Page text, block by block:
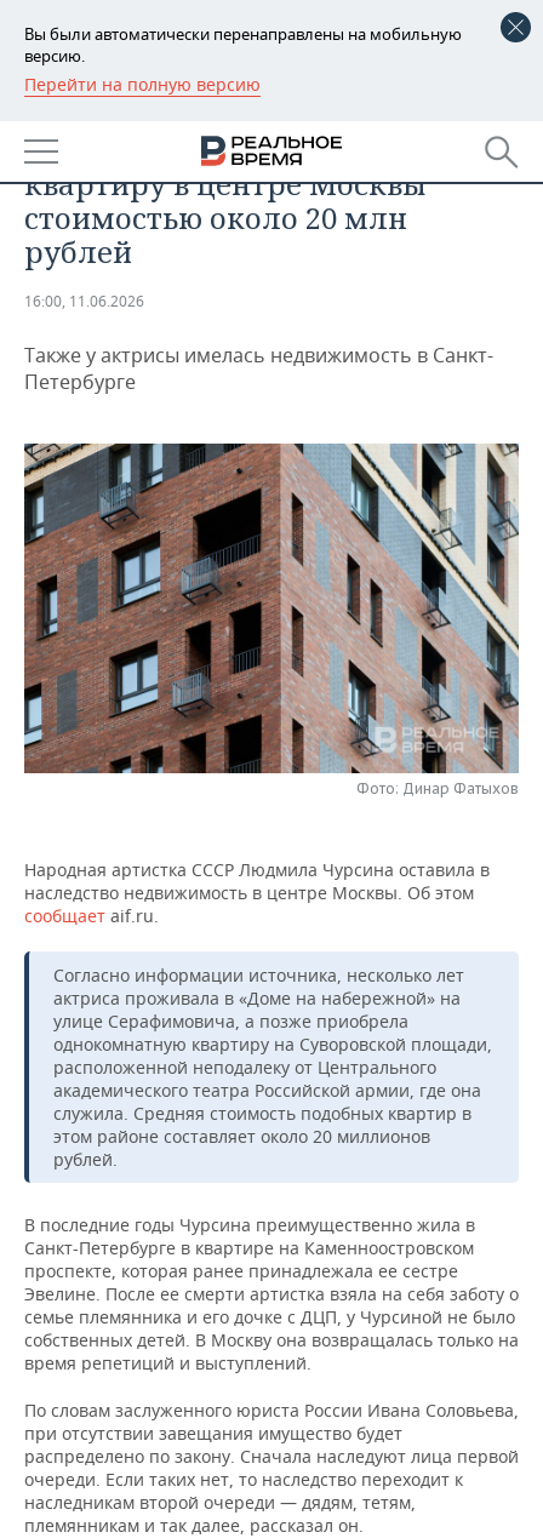
Вы были автоматически перенаправлены на мобильную
версию.
Перейти на полную версию
РЕГИОНЫ
БАШКОРТОСТАН
ТАТАРСТАН
УДМУРТИЯ
НОВОСТИ
АНАЛИТИКА
НОВОСТИ АНАЛИТИКИ
ДЕКЛАРАЦИИ О ДОХОДАХ
КОРОЛИ ГОСЗАКАЗА ПФО
КОМУ ПРИНАДЛЕЖАТ
ТОРГОВЫЕ ЦЕНТРЫ
ТАТАРСТАНА
ЭКОНОМИКА
НОВОСТИ ЭКОНОМИКИ
ФИНАНСЫ
БЮДЖЕТ
ИНВЕСТИЦИИ
ПРОМЫШЛЕННОСТЬ
НОВОСТИ
ПРОМЫШЛЕННОСТИ
АГРОПРОМ
МАШИНОСТРОЕНИЕ
НЕФТЕХИМИЯ
НЕФТЬ
ОПК
ЭНЕРГЕТИКА
НЕДВИЖИМОСТЬ
НОВОСТИ АВТО
БИЗНЕС
НОВОСТИ БИЗНЕСА
РОЗНИЧНАЯ ТОРГОВЛЯ
ТРАНСПОРТ
УСЛУГИ
ТЕХНОЛОГИИ
НОВОСТИ ТЕХНОЛОГИЙ
IT
МЕДИА
ТЕЛЕКОММУНИКАЦИИ
МЕРОПРИЯТИЯ
НОВОСТИ МЕРОПРИЯТИЙ
ВЫЕЗДНАЯ РЕДАКЦИЯ
БИЗНЕС-БРАНЧИ
ОТКРЫТАЯ ЛЕКЦИЯ
СПОРТ
НОВОСТИ СПОРТА
ФУТБОЛ
БАСКЕТБОЛ
ВОЛЕЙБОЛ
КИБЕРСПОРТ
ФИГУРНОЕ КАТАНИЕ
ВОДНЫЕ ВИДЫ СПОРТА
ХОККЕЙ С МЯЧОМ
ОБЩЕСТВО
НОВОСТИ ОБЩЕСТВА
ИНФРАСТРУКТУРА
ИСТОРИЯ
КУЛЬТУРА
МЕДИЦИНА
ОБРАЗОВАНИЕ
ПРОИСШЕСТВИЯ
ФОТОГАЛЕРЕЯ
СПРАВОЧНИК
СПИСОК ПЕРСОН
СПИСОК КОМПАНИЙ
ПОЛНАЯ ВЕРСИЯ
Чурсина оставила в наследство
квартиру в центре Москвы
стоимостью около 20 млн
рублей
16:00, 11.06.2026
Также у актрисы имелась недвижимость в Санкт-
Петербурге
Фото: Динар Фатыхов
Народная артистка СССР Людмила Чурсина оставила в
наследство недвижимость в центре Москвы. Об этом
сообщает aif.ru.
Согласно информации источника, несколько лет
актриса проживала в «Доме на набережной» на
улице Серафимовича, а позже приобрела
однокомнатную квартиру на Суворовской площади,
расположенной неподалеку от Центрального
академического театра Российской армии, где она
служила. Средняя стоимость подобных квартир в
этом районе составляет около 20 миллионов
рублей.
В последние годы Чурсина преимущественно жила в
Санкт-Петербурге в квартире на Каменноостровском
проспекте, которая ранее принадлежала ее сестре
Эвелине. После ее смерти артистка взяла на себя заботу о
семье племянника и его дочке с ДЦП, у Чурсиной не было
собственных детей. В Москву она возвращалась только на
время репетиций и выступлений.
По словам заслуженного юриста России Ивана Соловьева,
при отсутствии завещания имущество будет
распределено по закону. Сначала наследуют лица первой
очереди. Если таких нет, то наследство переходит к
наследникам второй очереди — дядям, тетям,
племянникам и так далее, рассказал он.